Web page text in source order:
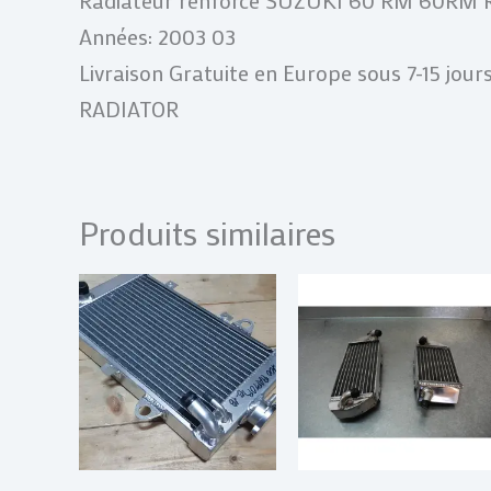
Années: 2003 03
Livraison Gratuite en Europe sous 7-15
RADIATOR
Produits similaires